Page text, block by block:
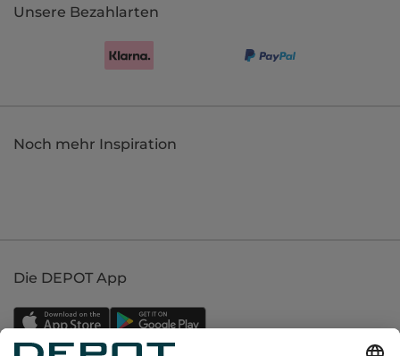
Unsere Bezahlarten
Noch mehr Inspiration
Die DEPOT App